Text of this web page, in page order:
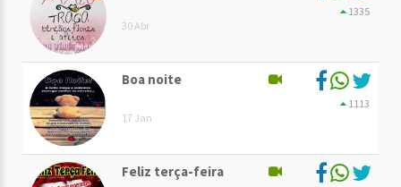
30 Abr
1335
Boa noite
17 Jan
1113
Feliz terça-feira